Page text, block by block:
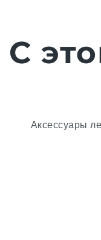
С
Аксессуары